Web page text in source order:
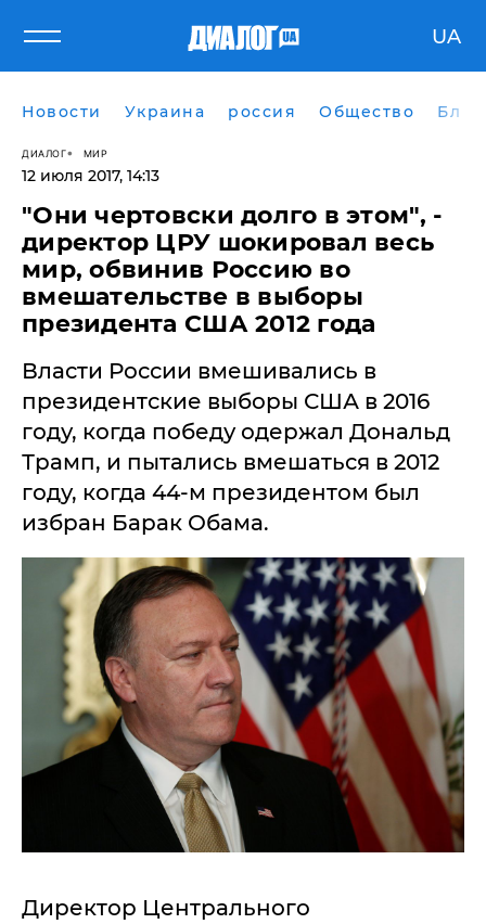
UA
Новости Украина россия Общество
ДИАЛОГ МИР
12 июля 2017, 14:13
"Они чертовски долго в этом", -
директор ЦРУ шокировал весь
мир, обвинив Россию во
вмешательстве в выборы
президента США 2012 года
Власти России вмешивались в
президентские выборы США в 2016
году, когда победу одержал Дональд
Трамп, и пытались вмешаться в 2012
году, когда 44-м президентом был
избран Барак Обама.
Директор Центрального